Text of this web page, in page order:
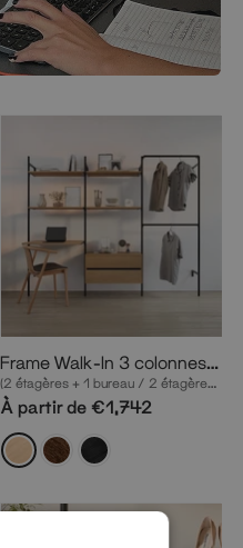
Frame Walk-In 3 colonnes avec bureau
(2 étagères + 1 bureau / 2 étagères + 1 commode / 2 rails)
À partir de €1,742